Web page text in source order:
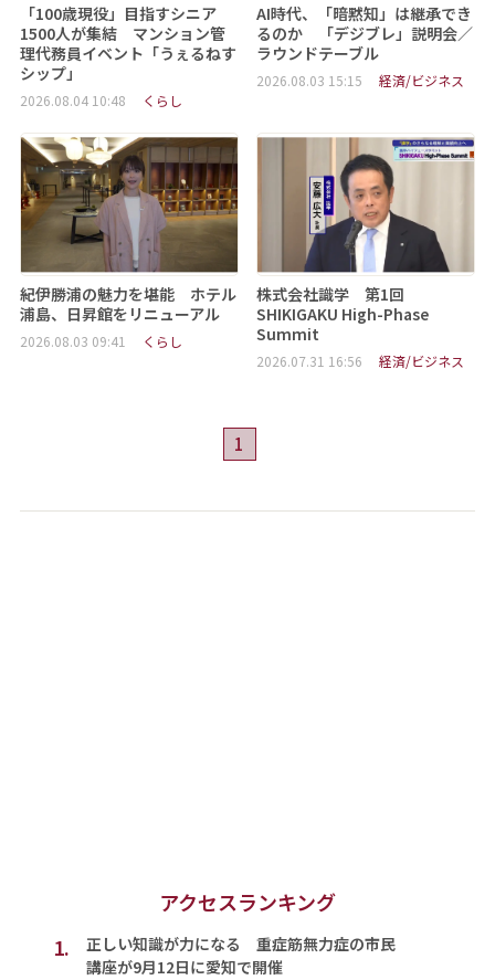
「100歳現役」目指すシニア
1500人が集結 マンション管
理代務員イベント「うぇるねす
シップ」
2026.08.04 10:48 くらし
AI時代、「暗黙知」は継承でき
るのか 「デジブレ」説明会／
ラウンドテーブル
2026.08.03 15:15 経済/ビジネス
紀伊勝浦の魅力を堪能 ホテル
浦島、日昇館をリニューアル
2026.08.03 09:41 くらし
株式会社識学 第1回
SHIKIGAKU High-Phase
Summit
2026.07.31 16:56 経済/ビジネス
1
アクセスランキング
1.
正しい知識が力になる 重症筋無力症の市民
講座が9月12日に愛知で開催